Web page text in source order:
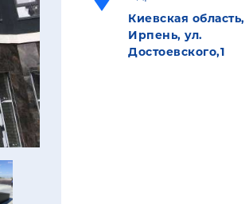
Киевская область,
Ирпень, ул.
Достоевского,1